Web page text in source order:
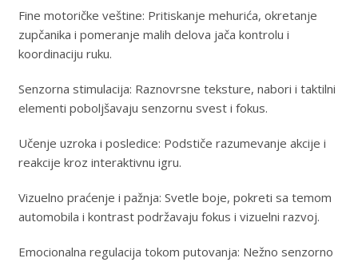
Fine motoričke veštine: Pritiskanje mehurića, okretanje
zupčanika i pomeranje malih delova jača kontrolu i
koordinaciju ruku.
Senzorna stimulacija: Raznovrsne teksture, nabori i taktilni
elementi poboljšavaju senzornu svest i fokus.
Učenje uzroka i posledice: Podstiče razumevanje akcije i
reakcije kroz interaktivnu igru.
Vizuelno praćenje i pažnja: Svetle boje, pokreti sa temom
automobila i kontrast podržavaju fokus i vizuelni razvoj.
Emocionalna regulacija tokom putovanja: Nežno senzorno